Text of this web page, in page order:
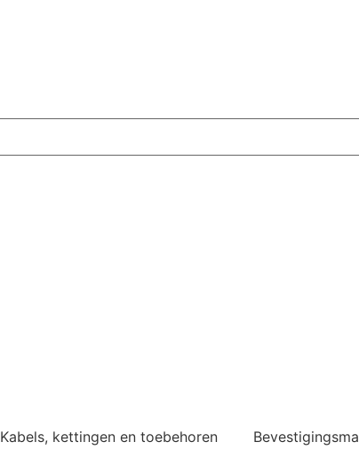
Kabels, kettingen en toebehoren